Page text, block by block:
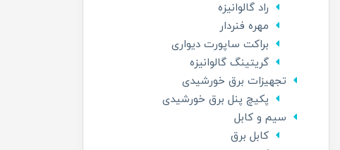
راد گالوانیزه
مهره فنردار
براکت ساپورت دیواری
گریتینگ گالوانیزه
تجهیزات برق خورشیدی
پکیچ پنل برق خورشیدی
سیم و کابل
کابل برق